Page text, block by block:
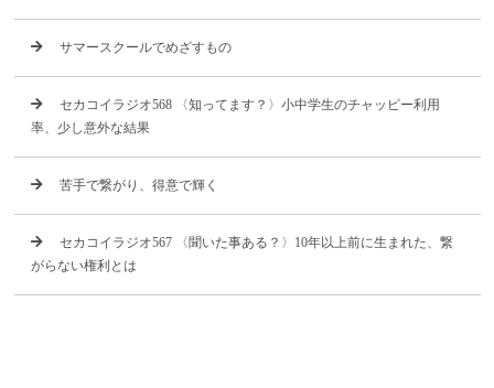
サマースクールでめざすもの
セカコイラジオ568 〈知ってます？〉小中学生のチャッピー利用
率、少し意外な結果
苦手で繋がり、得意で輝く
セカコイラジオ567 〈聞いた事ある？〉10年以上前に生まれた、繋
がらない権利とは